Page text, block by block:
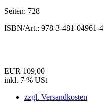
Seiten: 728
ISBN/Art.: 978-3-481-04961-4
EUR 109,00
inkl. 7 % USt
zzgl. Versandkosten